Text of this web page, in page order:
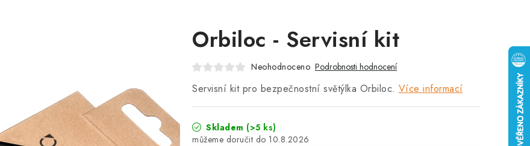
Orbiloc - Servisní kit
Neohodnoceno Podrobnosti hodnocení
Servisní kit pro bezpečnostní světýlka Orbiloc. Více informací
Skladem (>5 ks)
10.8.2026